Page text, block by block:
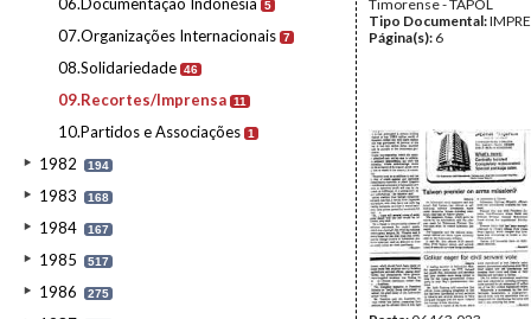
5
07.Organizações Internacionais 7
08.Solidariedade 46
09.Recortes/Imprensa 11
10.Partidos e Associações 1
1982 194
1983 168
1984 167
1985 517
1986 275
Timorense - TAPOL
Tipo Documental:
Página(s): 6